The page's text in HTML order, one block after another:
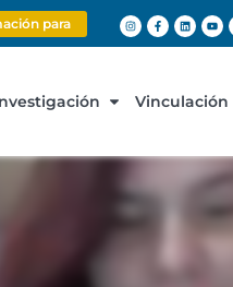
para
Vinculación